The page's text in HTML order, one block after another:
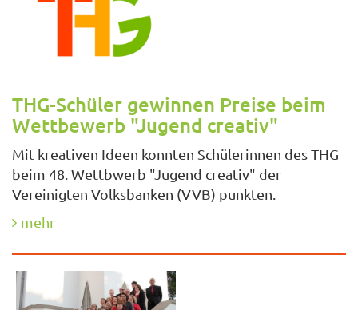
THG-Schüler gewinnen Preise beim
Wettbewerb "Jugend creativ"
Mit kreativen Ideen konnten Schülerinnen des THG
beim 48. Wettbwerb "Jugend creativ" der
Vereinigten Volksbanken (VVB) punkten.
mehr